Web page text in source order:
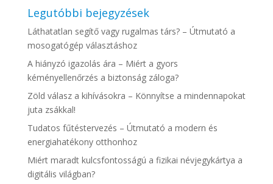
Legutóbbi bejegyzések
Láthatatlan segítő vagy rugalmas társ? – Útmutató a
mosogatógép választáshoz
A hiányzó igazolás ára – Miért a gyors
kéményellenőrzés a biztonság záloga?
Zöld válasz a kihívásokra – Könnyítse a mindennapokat
juta zsákkal!
Tudatos fűtéstervezés – Útmutató a modern és
energiahatékony otthonhoz
Miért maradt kulcsfontosságú a fizikai névjegykártya a
digitális világban?